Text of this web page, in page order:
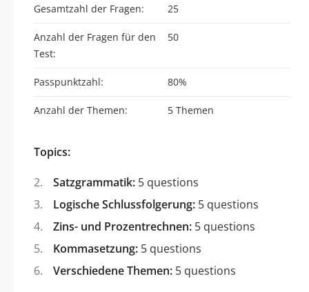
Gesamtzahl der Fragen: 25
Anzahl der Fragen für den
Test:
50
Passpunktzahl: 80%
Anzahl der Themen: 5 Themen
Topics:
Satzgrammatik: 5 questions
Logische Schlussfolgerung: 5 questions
Zins- und Prozentrechnen: 5 questions
Kommasetzung: 5 questions
Verschiedene Themen: 5 questions